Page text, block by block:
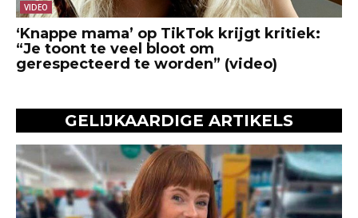
VIDEO
‘Knappe mama’ op TikTok krijgt kritiek:
“Je toont te veel bloot om
gerespecteerd te worden” (video)
GELIJKAARDIGE ARTIKELS